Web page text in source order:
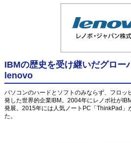
IBMの歴史を受け継いだグロ
lenovo
パソコンのハードとソフトのみならず、フロッ
発した世界的企業IBM。2004年にレノボ社が
発展。2015年には人気ノートPC「ThinkPad」
た。